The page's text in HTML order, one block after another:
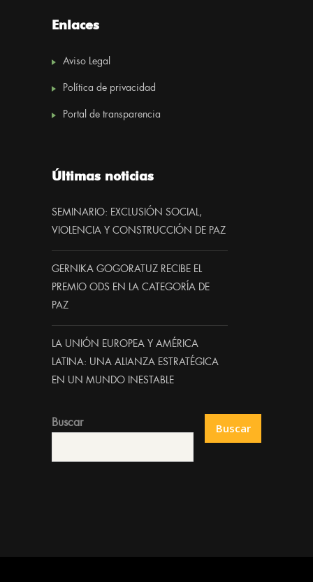
Enlaces
Aviso Legal
Política de privacidad
Portal de transparencia
Últimas noticias
SEMINARIO: EXCLUSIÓN SOCIAL,
VIOLENCIA Y CONSTRUCCIÓN DE PAZ
GERNIKA GOGORATUZ RECIBE EL
PREMIO ODS EN LA CATEGORÍA DE
PAZ
LA UNIÓN EUROPEA Y AMÉRICA
LATINA: UNA ALIANZA ESTRATÉGICA
EN UN MUNDO INESTABLE
Buscar Buscar